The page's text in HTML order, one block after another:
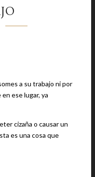
a su trabajo ni por
ese lugar, ya
cizaña o causar un
es una cosa que